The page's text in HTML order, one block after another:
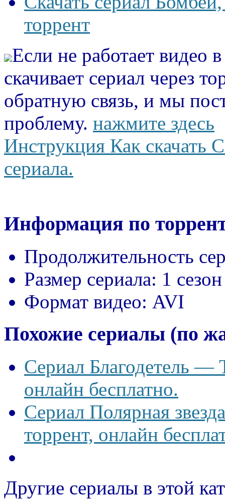
торрент
Если не работает видео
скачивает сериал через
обратную связь, и мы
проблему. нажмите здесь
Инструкция Как скачать
сериала.
Информация по
Продолжительность
Размер сериала: 1
Формат видео: AVI
Похожие сериалы (по
Сериал Благодетель —
онлайн бесплатно.
Сериал Полярная
торрент, онлайн
Другие сериалы в этой